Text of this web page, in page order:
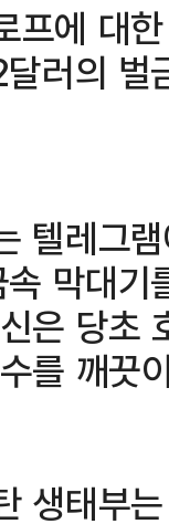
프에 대
러의 벌
텔레그
막대
은 당초
를 깨끗
생태부